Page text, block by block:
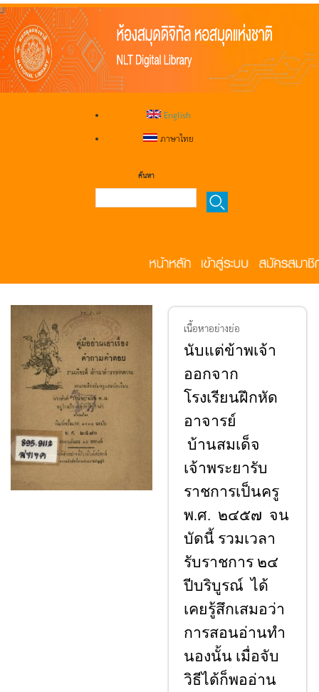
English
ภาษาไทย
ค้นหา
เนื้อหาอย่างย่อ
นับแต่ข้าพเจ้า
ออกจาก
โรงเรียนฝึกหัด
อาจารย์
บ้านสมเด็จ
เจ้าพระยารับ
ราชการเป็นครู
พ.ศ. ๒๔๕๗ จน
บัดนี้ รวมเวลา
รับราชการ ๒๔
ปีบริบูรณ์ ได้
เคยรู้สึกเสมอว่า
การสอนอ่านทํา
นองนั้น เมื่อจับ
วิธีได้ก็พออ่าน